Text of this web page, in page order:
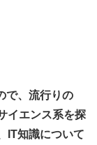
で、流行りの
イエンス系を探
IT知識について